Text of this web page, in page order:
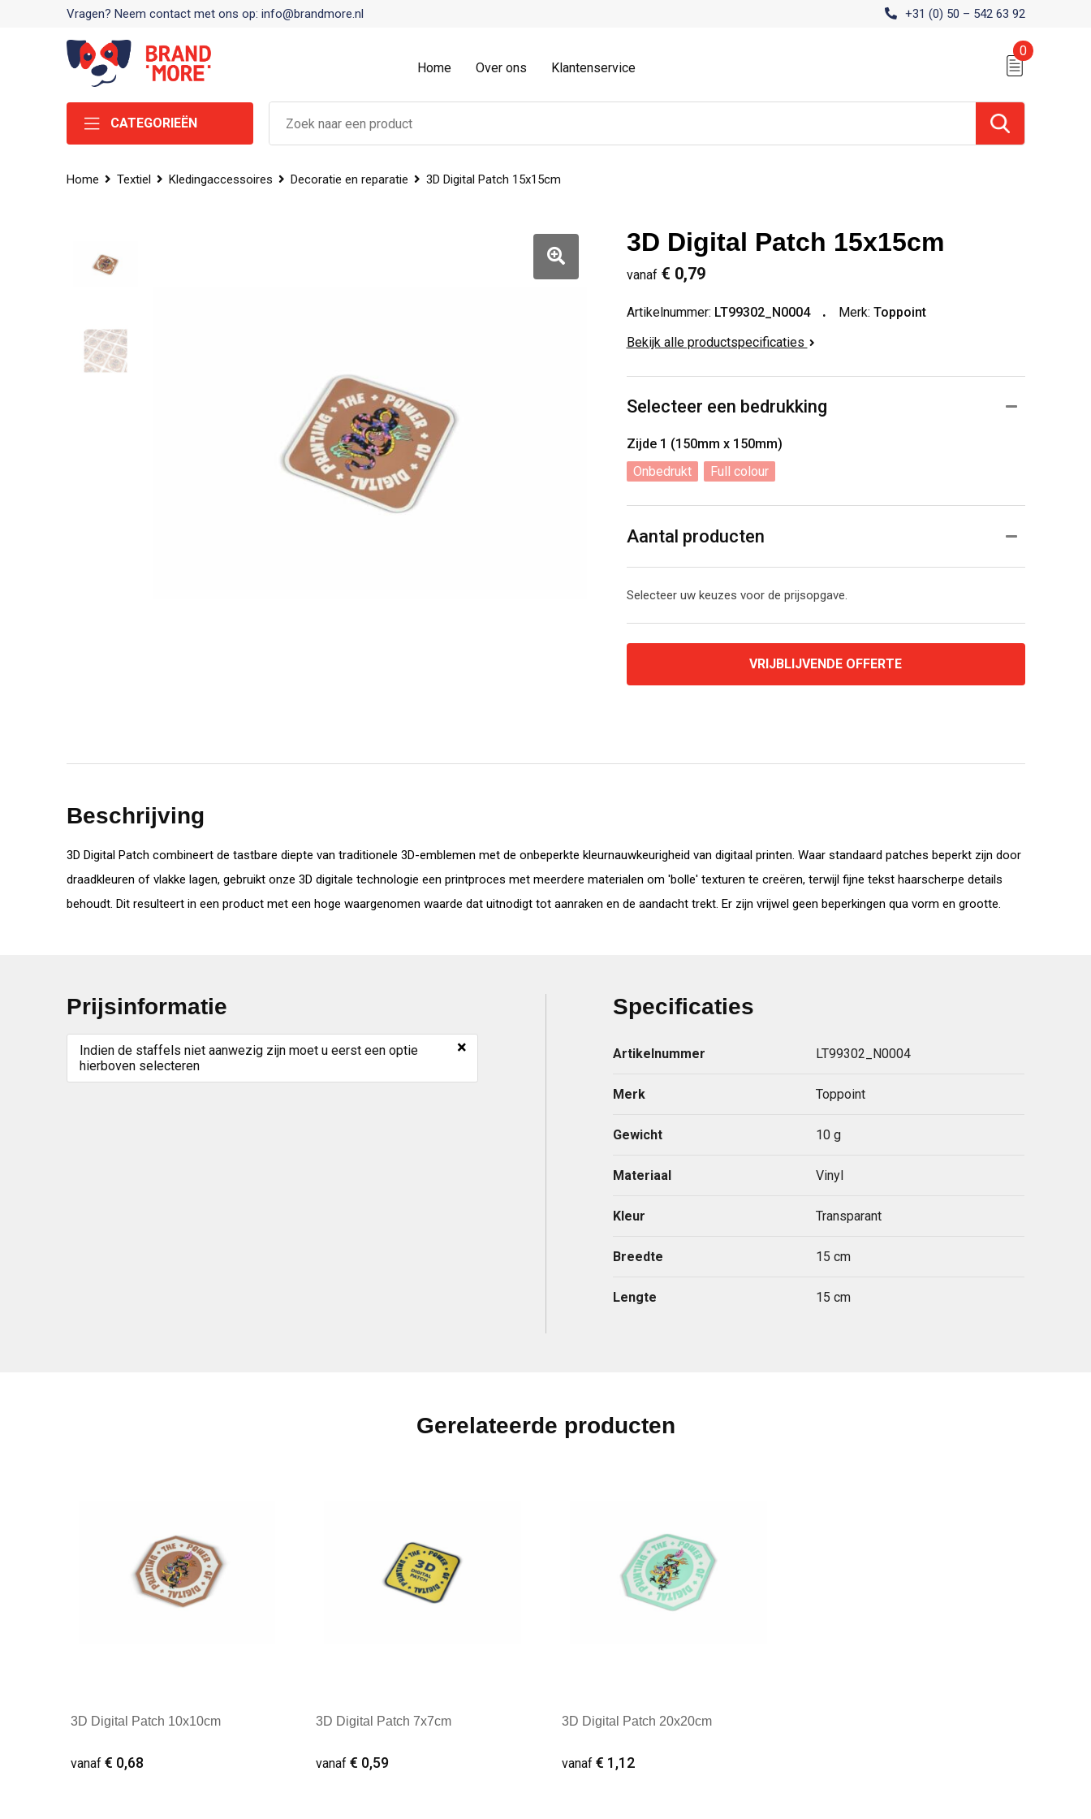
Vragen? Neem contact met ons op: info@brandmore.nl +31 (0) 50 – 542 63 92
Home Over ons Klantenservice
0
CATEGORIEËN
Home Textiel Kledingaccessoires Decoratie en reparatie 3D Digital Patch 15x15cm
3D Digital Patch 15x15cm
vanaf € 0,79
Artikelnummer: LT99302_N0004 Merk: Toppoint
Bekijk alle productspecificaties
Selecteer een bedrukking
Zijde 1 (150mm x 150mm)
Onbedrukt
Full colour
Aantal producten
Selecteer uw keuzes voor de prijsopgave.
VRIJBLIJVENDE OFFERTE
Beschrijving
3D Digital Patch combineert de tastbare diepte van traditionele 3D-emblemen met de onbeperkte kleurnauwkeurigheid van digitaal printen. Waar standaard patches beperkt zijn door
draadkleuren of vlakke lagen, gebruikt onze 3D digitale technologie een printproces met meerdere materialen om 'bolle' texturen te creëren, terwijl fijne tekst haarscherpe details
behoudt. Dit resulteert in een product met een hoge waargenomen waarde dat uitnodigt tot aanraken en de aandacht trekt. Er zijn vrijwel geen beperkingen qua vorm en grootte.
Prijsinformatie
Indien de staffels niet aanwezig zijn moet u eerst een optie
hierboven selecteren
×
Specificaties
Artikelnummer LT99302_N0004
Merk Toppoint
Gewicht 10 g
Materiaal Vinyl
Kleur Transparant
Breedte 15 cm
Lengte 15 cm
Gerelateerde producten
3D Digital Patch 10x10cm
vanaf € 0,68
3D Digital Patch 7x7cm
vanaf€ 0,59
3D Digital Patch 20x20cm
vanaf € 1,12